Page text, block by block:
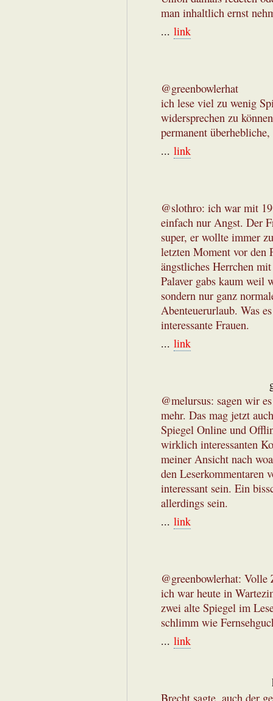
man inhaltlich ernst
... link
@greenbowlerhat
ich lese viel zu wenig
widersprechen zu
permanent
... link
@slothro: ich war mit
einfach nur Angst. Der
super, er wollte immer
letzten Moment vor den
ängstliches Herrchen
Palaver gabs kaum weil
sondern nur ganz
Abenteuerurlaub. Was
interessante Frauen.
... link
@melursus: sagen wir
mehr. Das mag jetzt
Spiegel Online und
wirklich interessanten
meiner Ansicht nach
den Leserkommentaren
interessant sein. Ein
allerdings sein.
... link
@greenbowlerhat:
ich war heute in
zwei alte Spiegel im
schlimm wie
... link